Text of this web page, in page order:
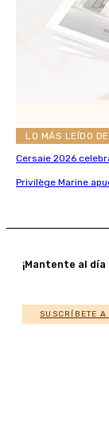
LO MÁS LEÍDO
Cersaie 2026
Privilège Marine
¡Mantente al
SUSCRÍBETE A